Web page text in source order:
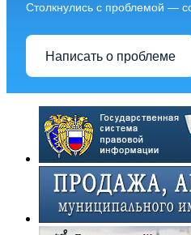
Столкнулись с проблемой —
Написать о проблеме